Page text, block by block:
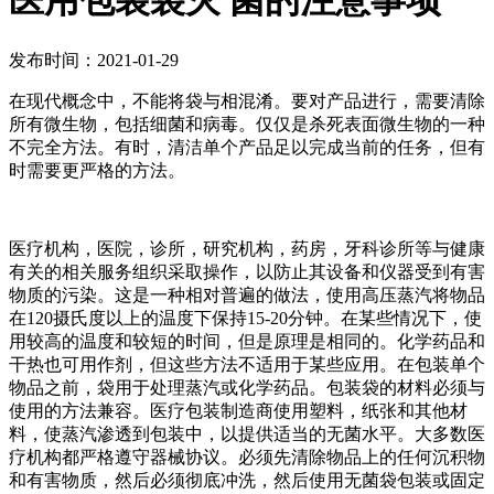
发布时间：2021-01-29
在现代概念中，不能将袋与相混淆。要对产品进行，需要清除
所有微生物，包括细菌和病毒。仅仅是杀死表面微生物的一种
不完全方法。有时，清洁单个产品足以完成当前的任务，但有
时需要更严格的方法。
医疗机构，医院，诊所，研究机构，药房，牙科诊所等与健康
有关的相关服务组织采取操作，以防止其设备和仪器受到有害
物质的污染。这是一种相对普遍的做法，使用高压蒸汽将物品
在120摄氏度以上的温度下保持15-20分钟。在某些情况下，使
用较高的温度和较短的时间，但是原理是相同的。化学药品和
干热也可用作剂，但这些方法不适用于某些应用。在包装单个
物品之前，袋用于处理蒸汽或化学药品。包装袋的材料必须与
使用的方法兼容。医疗包装制造商使用塑料，纸张和其他材
料，使蒸汽渗透到包装中，以提供适当的无菌水平。大多数医
疗机构都严格遵守器械协议。必须先清除物品上的任何沉积物
和有害物质，然后必须彻底冲洗，然后使用无菌袋包装或固定